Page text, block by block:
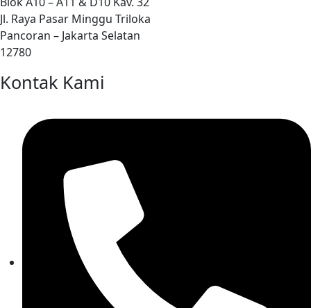
Jl. Raya Pasar Minggu Triloka
Pancoran – Jakarta Selatan
12780
Kontak Kami